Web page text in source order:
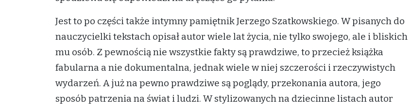
Jest to po części także intymny pamiętnik Jerzego Szatkowskiego. W pisanych do
nauczycielki tekstach opisał autor wiele lat życia, nie tylko swojego, ale i bliskich
mu osób. Z pewnością nie wszystkie fakty są prawdziwe, to przecież książka
fabularna a nie dokumentalna, jednak wiele w niej szczerości i rzeczywistych
wydarzeń. A już na pewno prawdziwe są poglądy, przekonania autora, jego
sposób patrzenia na świat i ludzi. W stylizowanych na dziecinne listach autor